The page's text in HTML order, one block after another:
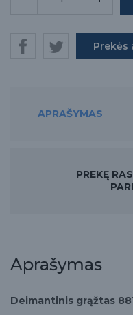
Prekės
APRAŠYMAS
PREKĘ
Aprašymas
Deimantinis grąžtas